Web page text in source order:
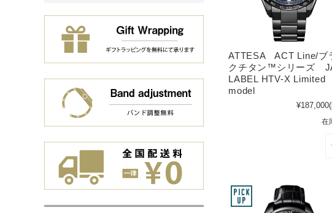
ATTESA ACT Line/ブ
クチタン™シリーズ
LABEL HTV-X Limited
model
¥187,000
在